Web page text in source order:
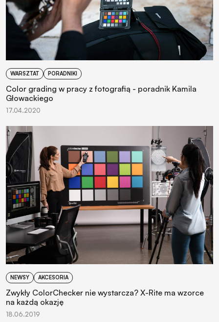
WARSZTAT PORADNIKI
Color grading w pracy z fotografią - poradnik Kamila
Głowackiego
17.04.2020
NEWSY AKCESORIA
Zwykły ColorChecker nie wystarcza? X-Rite ma wzorce
na każdą okazję
18.06.2019